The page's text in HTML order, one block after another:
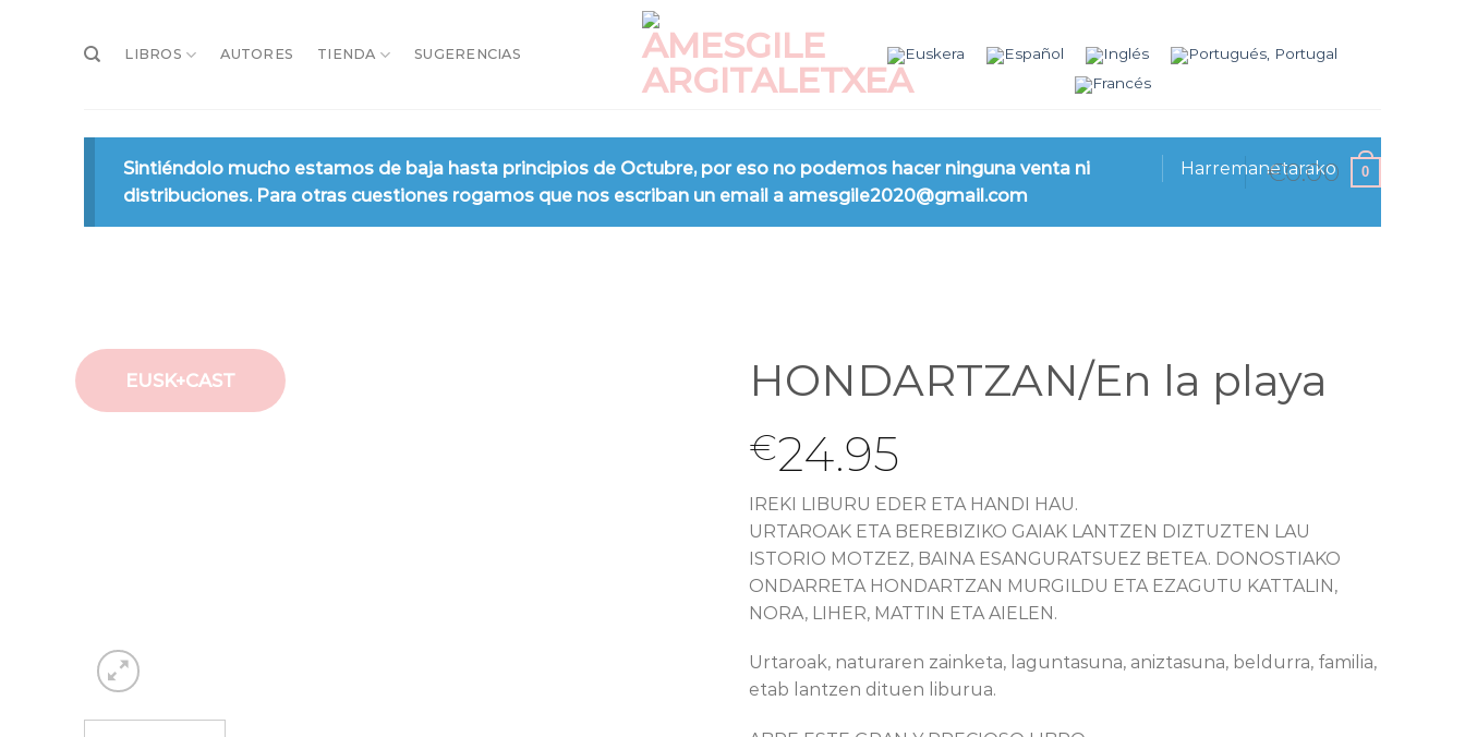
LIBROS AUTORES TIENDA SUGERENCIAS
€0.00 0
Harremanetarako
Sintiéndolo mucho estamos de baja hasta principios de Octubre, por eso no podemos hacer ninguna venta ni
distribuciones. Para otras cuestiones rogamos que nos escriban un email a amesgile2020@gmail.com
EUSK+CAST HONDARTZAN/En la playa
€24.95
IREKI LIBURU EDER ETA HANDI HAU.
URTAROAK ETA BEREBIZIKO GAIAK LANTZEN DIZTUZTEN LAU
ISTORIO MOTZEZ, BAINA ESANGURATSUEZ BETEA. DONOSTIAKO
ONDARRETA HONDARTZAN MURGILDU ETA EZAGUTU KATTALIN,
NORA, LIHER, MATTIN ETA AIELEN.
Urtaroak, naturaren zainketa, laguntasuna, aniztasuna, beldurra, familia,
etab lantzen dituen liburua.